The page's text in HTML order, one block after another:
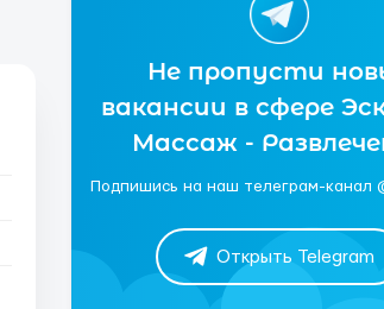
Не пропусти
вакансии в сфере
Массаж -
Подпишись на наш телеграм-канал
Открыть Telegram